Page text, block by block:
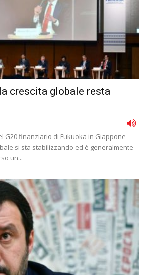
crescita globale resta
-
G20 finanziario di Fukuoka in Giappone
si sta stabilizzando ed è generalmente
un...